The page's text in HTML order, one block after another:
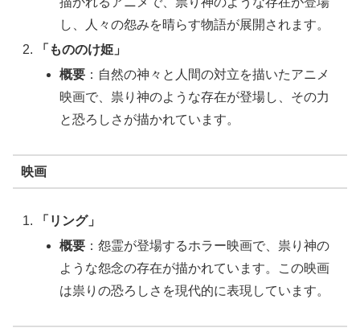
し、人々の怨みを晴らす物語が展開されます。
「もののけ姫」
概要 ：自然の神々と人間の対立を描いたアニメ
映画で、祟り神のような存在が登場し、その力
と恐ろしさが描かれています。
映画
「リング」
概要 ：怨霊が登場するホラー映画で、祟り神の
ような怨念の存在が描かれています。この映画
は祟りの恐ろしさを現代的に表現しています。